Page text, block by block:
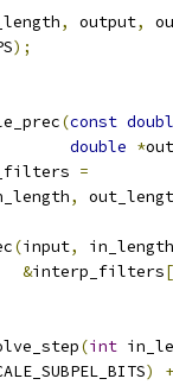
, output,
);
(const
double *
=
,
(input,
in_length
&interp_filters[
(int
)
+